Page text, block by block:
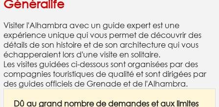
Généralife
Visiter l'Alhambra avec un guide expert est une
expérience unique qui vous permet de découvrir des
détails de son histoire et de son architecture qui vous
échapperaient lors d'une visite en solitaire.
Les visites guidées ci-dessous sont organisées par des
compagnies touristiques de qualité et sont dirigées par
des guides officiels de Grenade et de l'Alhambra.
Dû au grand nombre de demandes et aux limites